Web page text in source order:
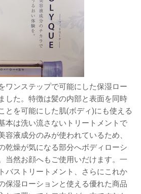
ワンステップで可能にした保湿ロー
した。特徴は髪の内部と表面を同時
とを可能にした肌(ボディ)にも使える
本は洗い流さないトリートメントで
容液成分のみが使われているため、
乾燥が気になる部分へボディローシ
当然お顔へもご使用いだけます。一
バストリートメント、さらにこれか
保湿ローションと使える優れた商品